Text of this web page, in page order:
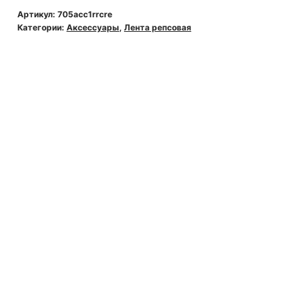
Артикул: 705acc1rrcre
Категории: Аксессуары, Лента репсовая